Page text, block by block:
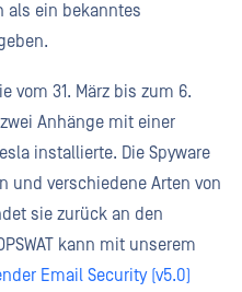
als ein bekanntes
vom 31. März bis zum 6.
Anhänge mit einer
installierte. Die Spyware
und verschiedene Arten von
sie zurück an den
kann mit unserem
Email Security (v5.0)